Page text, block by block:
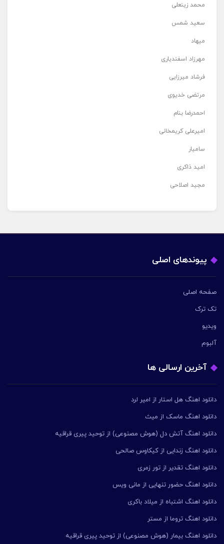
محمد زینعلی
سعید شمس
میهاد
مهرزاد اسفندیاری
فرشاد میرزایی
مرتضی خدیوی
احمدرضا بنام
امیرعلی کریمخانی
سامیار
امید ذاکری
مجید اصلاحی
پیوندهای اصلی
صفحه اصلی
تک ترک
ویدیو
آلبوم
آخرین ارسالی ها
دانلود اهنگ هل استار از امیر لرد
دانلود اهنگ ماسک از میث
دانلود اهنگ آتش دل (هوش مصنوعی) از توحید پیری قراقیه
دانلود اهنگ زندایی از کیکاوس صالحی
دانلود اهنگ تقدیر از تور زمری
دانلود اهنگ حضور تنهایی از مانی ویس
دانلود اهنگ اشتباه از میلاد باکری
دانلود اهنگ تروما از مستر
دانلود اهنگ بیمار (هوش مصنوعی) از توحید پیری قراقیه